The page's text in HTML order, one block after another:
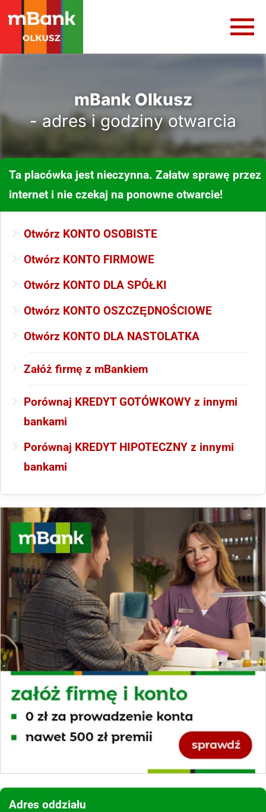
mBank Olkusz
- adres i godziny otwarcia
Ta placówka jest nieczynna. Załatw sprawę przez
internet i nie czekaj na ponowne otwarcie!
Otwórz KONTO OSOBISTE
Otwórz KONTO FIRMOWE
Otwórz KONTO DLA SPÓŁKI
Otwórz KONTO OSZCZĘDNOŚCIOWE
Otwórz KONTO DLA NASTOLATKA
Załóż firmę z mBankiem
Porównaj KREDYT GOTÓWKOWY z innymi
bankami
Porównaj KREDYT HIPOTECZNY z innymi
bankami
Adres oddziału